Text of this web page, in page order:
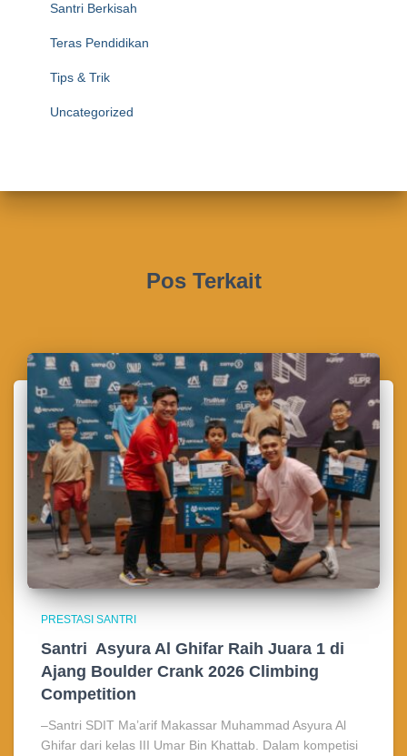
Santri Berkisah
Teras Pendidikan
Tips & Trik
Uncategorized
Pos Terkait
PRESTASI SANTRI
Santri Asyura Al Ghifar Raih Juara 1 di
Ajang Boulder Crank 2026 Climbing
Competition
–Santri SDIT Ma’arif Makassar Muhammad Asyura Al
Ghifar dari kelas III Umar Bin Khattab. Dalam kompetisi